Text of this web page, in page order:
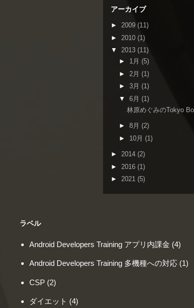
アーカイブ
► 2009 (11)
► 2010 (1)
▼ 2013 (11)
► 1月 (5)
► 2月 (1)
► 3月 (1)
▼ 6月 (1)
林原めぐみのTokyo
► 8月 (2)
► 10月 (1)
► 2014 (2)
► 2016 (1)
► 2021 (5)
ラベル
Android Developers Training アプリ内課金 (4)
Android Developers Training 多機種への対応 (1)
CSP (2)
ダイエット (4)